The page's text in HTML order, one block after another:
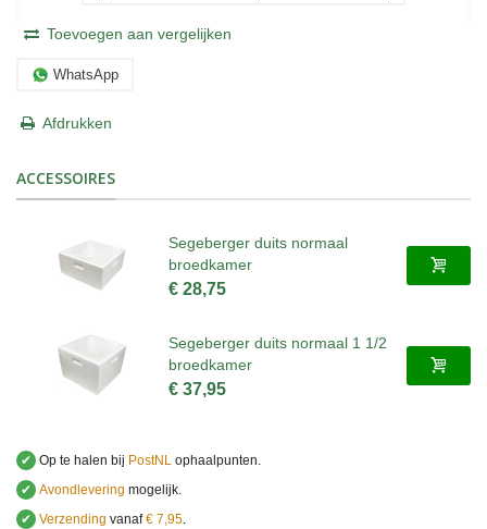
Toevoegen aan vergelijken
WhatsApp
Afdrukken
ACCESSOIRES
Segeberger duits normaal
broedkamer
€ 28,75
Segeberger duits normaal 1 1/2
broedkamer
€ 37,95
✔ Op te halen bij PostNL ophaalpunten.
✔ Avondlevering mogelijk.
✔ Verzending vanaf€ 7,95.